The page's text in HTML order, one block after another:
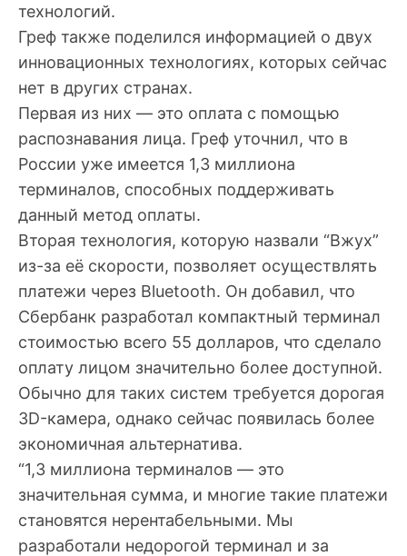
технологий.
Греф также поделился информацией о двух
инновационных технологиях, которых сейчас
нет в других странах.
Первая из них — это оплата с помощью
распознавания лица. Греф уточнил, что в
России уже имеется 1,3 миллиона
терминалов, способных поддерживать
данный метод оплаты.
Вторая технология, которую назвали “Вжух”
из-за её скорости, позволяет осуществлять
платежи через Bluetooth. Он добавил, что
Сбербанк разработал компактный терминал
стоимостью всего 55 долларов, что сделало
оплату лицом значительно более доступной.
Обычно для таких систем требуется дорогая
3D-камера, однако сейчас появилась более
экономичная альтернатива.
“1,3 миллиона терминалов — это
значительная сумма, и многие такие платежи
становятся нерентабельными. Мы
разработали недорогой терминал и за